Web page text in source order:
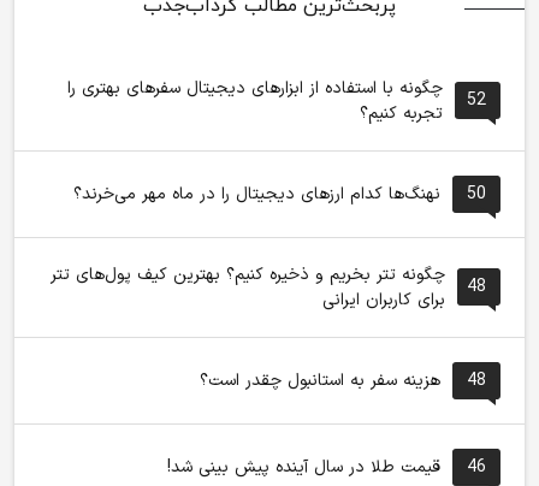
پربحث‌ترین مطالب گرداب‌جذب
52
چگونه با استفاده از ابزارهای دیجیتال سفرهای بهتری را
تجربه کنیم؟
50 نهنگ‌ها کدام ارزهای دیجیتال را در ماه مهر می‌خرند؟
48
چگونه تتر بخریم و ذخیره کنیم؟ بهترین کیف پول‌های تتر
برای کاربران ایرانی
48 هزینه سفر به استانبول چقدر است؟
46 قیمت طلا در سال آینده پیش بینی شد!